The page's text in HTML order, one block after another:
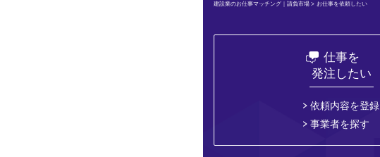
建設業のお仕事マッチング｜請負市場 > お仕事を依頼したい
仕事を
発注したい
依頼内容を登録
事業者を探す